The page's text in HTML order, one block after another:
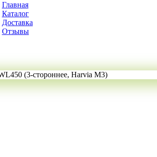
Главная
Каталог
Доставка
Отзывы
(3-стороннее, Harvia M3)